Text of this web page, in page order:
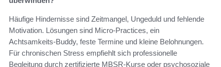
Häufige Hindernisse sind Zeitmangel, Ungeduld und fehlende
Motivation. Lösungen sind Micro‑Practices, ein
Achtsamkeits‑Buddy, feste Termine und kleine Belohnungen.
Für chronischen Stress empfiehlt sich professionelle
Begleitung durch zertifizierte MBSR‑Kurse oder psychosoziale